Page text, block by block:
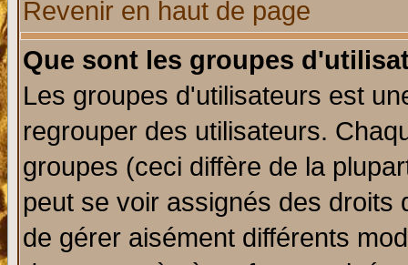
Revenir en haut de page
Que sont les groupes
Les groupes d'utilisateurs est
regrouper des utilisateurs.
groupes (ceci diffère de la
peut se voir assignés des
de gérer aisément différents